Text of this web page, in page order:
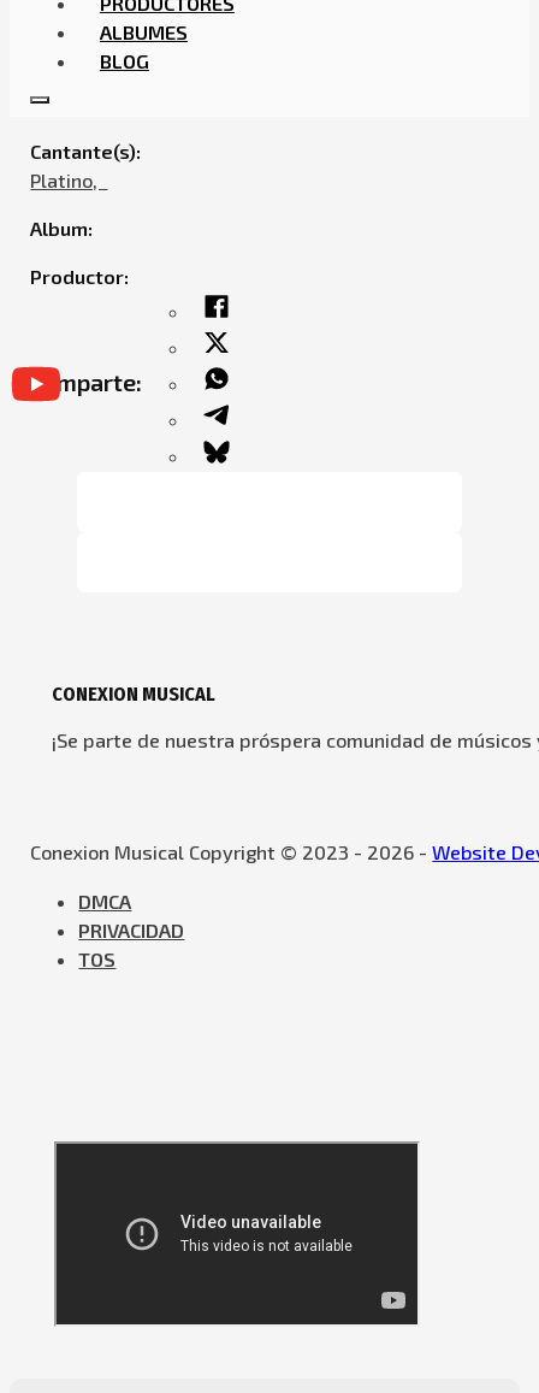
ALBUMES
BLOG
Cantante(s):
Platino,ㅤㅤ
Album:
Productor:
Comparte:
CONEXION MUSICAL
¡Se parte de nuestra próspera comunidad de
Conexion Musical Copyright © 2023 - 2026 -Website
DMCA
PRIVACIDAD
TOS